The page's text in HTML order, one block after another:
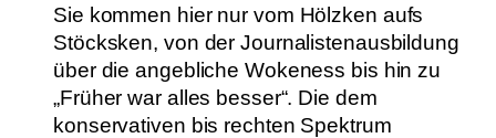
Sie kommen hier nur vom Hölzken aufs
Stöcksken, von der Journalistenausbildung
über die angebliche Wokeness bis hin zu
„Früher war alles besser“. Die dem
konservativen bis rechten Spektrum